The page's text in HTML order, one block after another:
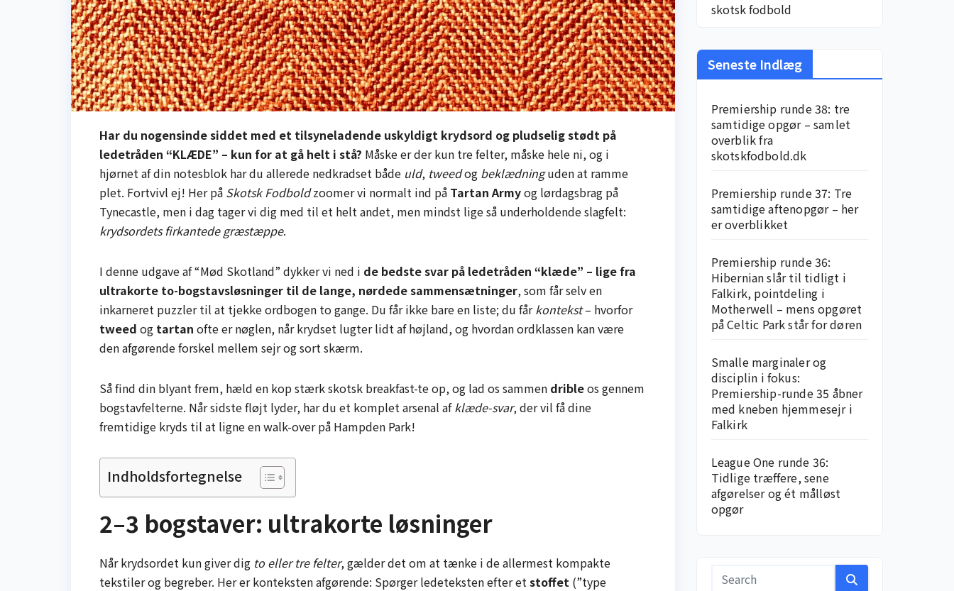
Har du nogensinde siddet med et tilsyneladende uskyldigt krydsord og pludselig stødt på
ledetråden “KLÆDE” – kun for at gå helt i stå? Måske er der kun tre felter, måske hele ni, og i
hjørnet af din notesblok har du allerede nedkradset både uld, tweedog beklædninguden at ramme
plet. Fortvivl ej! Her på Skotsk Fodboldzoomer vi normalt ind på Tartan Armyog lørdagsbrag på
Tynecastle, men i dag tager vi dig med til et helt andet, men mindst lige så underholdende slagfelt:
krydsordets firkantede græstæppe.
I denne udgave af “Mød Skotland” dykker vi ned i de bedste svar på ledetråden “klæde” – lige fra
ultrakorte to-bogstavsløsninger til de lange, nørdede sammensætninger, som får selv en
inkarneret puzzler til at tjekke ordbogen to gange. Du får ikke bare en liste; du fårkontekst– hvorfor
tweed og tartan ofte er nøglen, når krydset lugter lidt af højland, og hvordan ordklassen kan være
den afgørende forskel mellem sejr og sort skærm.
Så find din blyant frem, hæld en kop stærk skotsk breakfast-te op, og lad os sammen dribleos gennem
bogstavfelterne. Når sidste fløjt lyder, har du et komplet arsenal afklæde-svar, der vil få dine
fremtidige kryds til at ligne en walk-over på Hampden Park!
Indholdsfortegnelse
2–3 bogstaver: ultrakorte løsninger
Når krydsordet kun giver dig to eller tre felter, gælder det om at tænke i de allermest kompakte
tekstiler og begreber. Her er konteksten afgørende: Spørger ledeteksten efter etstoffet (”type
skotsk fodbold
Seneste Indlæg
Premiership runde 38: tre
samtidige opgør – samlet
overblik fra
skotskfodbold.dk
Premiership runde 37: Tre
samtidige aftenopgør – her
er overblikket
Premiership runde 36:
Hibernian slår til tidligt i
Falkirk, pointdeling i
Motherwell – mens opgøret
på Celtic Park står for døren
Smalle marginaler og
disciplin i fokus:
Premiership-runde 35 åbner
med kneben hjemme­sejr i
Falkirk
League One runde 36:
Tidlige træffere, sene
afgørelser og ét målløst
opgør